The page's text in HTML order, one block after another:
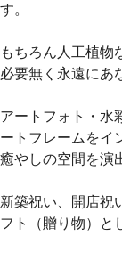
す。
もちろん人工植物
必要無く永遠にあ
アートフォト・水
ートフレームをイ
癒やしの空間を演
新築祝い、開店祝
フト（贈り物）と